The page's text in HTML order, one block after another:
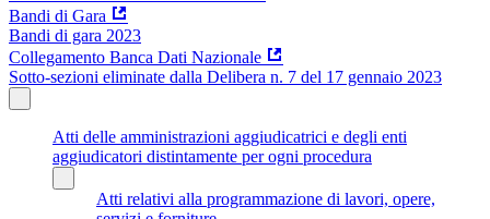
Bandi di Gara
Bandi di gara 2023
Collegamento Banca Dati Nazionale
Sotto-sezioni eliminate dalla Delibera n. 7 del 17 gennaio 2023
Atti delle amministrazioni aggiudicatrici e degli enti
aggiudicatori distintamente per ogni procedura
Atti relativi alla programmazione di lavori, opere,